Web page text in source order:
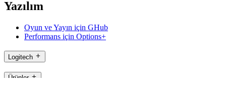
Yazılım
Oyun ve Yayın için GHub
Performans için Options+
Logitech
Ürünler